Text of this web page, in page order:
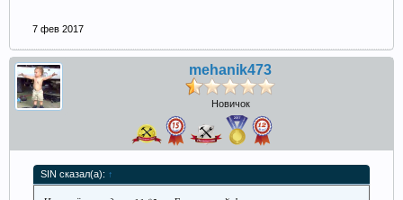
7 фев 2017
mehanik473
Новичок
SIN сказал(а): ↑